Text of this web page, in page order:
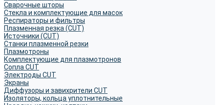
Сварочные шторы
Стекла и комплектующие для масок
Респираторы и фильтры
Плазменная резка (CUT)
Источники (CUT)
Станки плазменной резки
Плазмотроны
Комплектующие для плазмотронов
Сопла CUT
Электроды CUT
Экраны
Диффузоры и завихрители CUT
Изоляторы, кольца уплотнительные